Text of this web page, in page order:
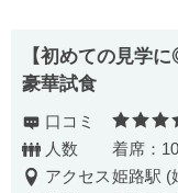
【初めての見学
豪華試食
口コミ
人数
着席：
アクセス姫路駅 (